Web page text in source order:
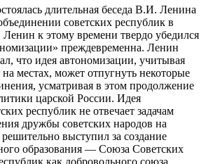
длительная беседа В.И. Ленина
советских республик в
Ленин к этому времени твердо убедился
преждевременна. Ленин
что идея автономизации, учитывая
местах, может отпугнуть некоторые
усматривая в этом продолжение
царской России. Идея
республик не отвечает задачам
дружбы советских народов на
выступил за создание
образования — Союза Советских
как добровольного союза